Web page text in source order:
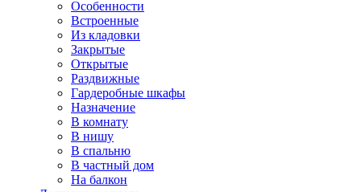
Особенности
Встроенные
Из кладовки
Закрытые
Открытые
Раздвижные
Гардеробные шкафы
Назначение
В комнату
В нишу
В спальню
В частный дом
На балкон